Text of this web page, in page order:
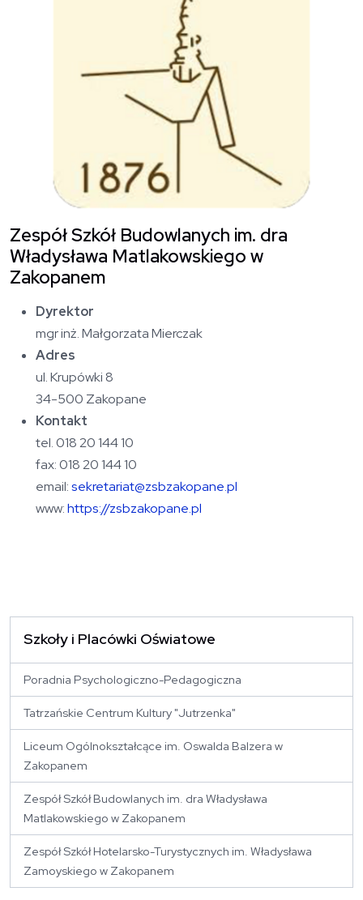
Zespół Szkół Budowlanych im. dra
Władysława Matlakowskiego w
Zakopanem
Dyrektor
mgr inż. Małgorzata Mierczak
Adres
ul. Krupówki 8
34-500 Zakopane
Kontakt
tel. 018 20 144 10
fax: 018 20 144 10
email:sekretariat@zsbzakopane.pl
www:https://zsbzakopane.pl
Szkoły i Placówki Oświatowe
Poradnia Psychologiczno-Pedagogiczna
Tatrzańskie Centrum Kultury "Jutrzenka"
Liceum Ogólnokształcące im. Oswalda Balzera w
Zakopanem
Zespół Szkół Budowlanych im. dra Władysława
Matlakowskiego w Zakopanem
Zespół Szkół Hotelarsko-Turystycznych im. Władysława
Zamoyskiego w Zakopanem